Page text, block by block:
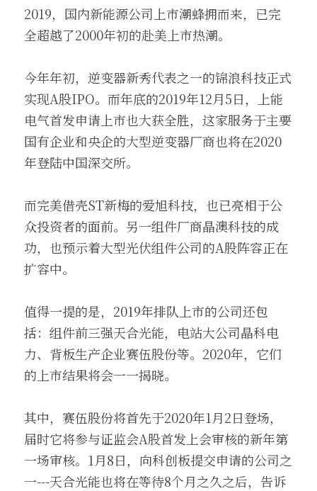
2019，国内新能源公司上市潮蜂拥而来，已完
全超越了2000年初的赴美上市热潮。
今年年初，逆变器新秀代表之一的锦浪科技正式
实现A股IPO。而年底的2019年12月5日，上能
电气首发申请上市也大获全胜，这家服务于主要
国有企业和央企的大型逆变器厂商也将在2020
年登陆中国深交所。
而完美借壳ST新梅的爱旭科技，也已亮相于公
众投资者的面前。另一组件厂商晶澳科技的成
功，也预示着大型光伏组件公司的A股阵容正在
扩容中。
值得一提的是，2019年排队上市的公司还包
括：组件前三强天合光能，电站大公司晶科电
力、背板生产企业赛伍股份等。2020年，它们
的上市结果将会一一揭晓。
其中，赛伍股份将首先于2020年1月2日登场，
届时它将参与证监会A股首发上会审核的新年第
一场审核。1月8日，向科创板提交申请的公司之
一---天合光能也将在等待8个月之久之后，告诉